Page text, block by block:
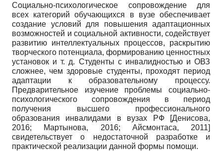
Социально-психологическое сопровождение для
всех категорий обучающихся в вузе обеспечивает
создание условий для повышения адаптационных
возможностей и социальной активности, содействует
развитию интеллектуальных процессов, раскрытию
творческого потенциала, формированию ценностных
установок и т. д. Студенты с инвалидностью и ОВЗ
сложнее, чем здоровые студенты, проходят период
адаптации к образовательному процессу.
Предварительное изучение проблемы социально­
психологического сопровождения в период
получения высшего профессионального
образования инвалидами в вузах РФ
[Денисова,
2016; Мартынова, 2016; Айсмонтаса, 2011]
свидетельствует о недостаточной разработке и
практической реализации данной формы помощи.